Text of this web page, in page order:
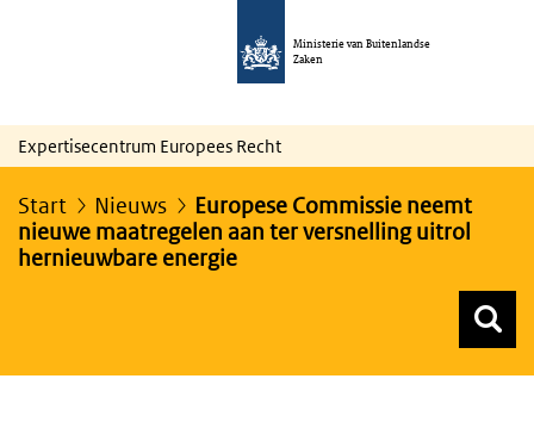
Ministerie van Buitenlandse
Zaken
Expertisecentrum Europees Recht
Start Nieuws
Europese Commissie neemt
nieuwe maatregelen aan ter versnelling uitrol
hernieuwbare energie